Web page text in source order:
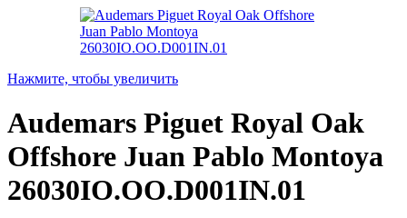
Нажмите, чтобы увеличить
Audemars Piguet Royal Oak
Offshore Juan Pablo Montoya
26030IO.OO.D001IN.01